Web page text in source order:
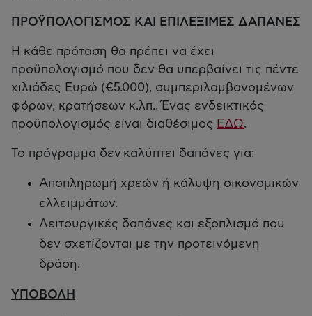
ΠΡΟΫΠΟΛΟΓΙΣΜΟΣ ΚΑΙ ΕΠΙΛΕΞΙΜΕΣ ΔΑΠΑΝΕΣ
Η κάθε πρόταση θα πρέπει να έχει
προϋπολογισμό που δεν θα υπερβαίνει τις πέντε
χιλιάδες Ευρώ (€5.000), συμπεριλαμβανομένων
φόρων, κρατήσεων κ.λπ.. Ένας ενδεικτικός
προϋπολογισμός είναι διαθέσιμος ΕΔΩ.
Το πρόγραμμα δεν καλύπτει δαπάνες για:
Αποπληρωμή χρεών ή κάλυψη οικονομικών
ελλειμμάτων.
Λειτουργικές δαπάνες και εξοπλισμό που
δεν σχετίζονται με την προτεινόμενη
δράση.
ΥΠΟΒΟΛΗ